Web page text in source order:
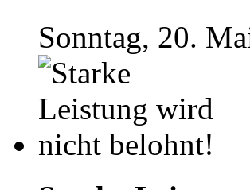
Sonntag, 20.